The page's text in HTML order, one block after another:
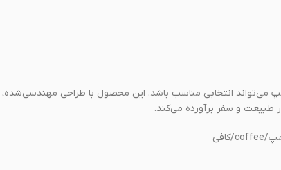
می‌تواند انتخابی مناسب باشد. این محصول با طراحی مهندسی‌شده،
طبیعت و سفر برآورده می‌کند.
coffee/کافی